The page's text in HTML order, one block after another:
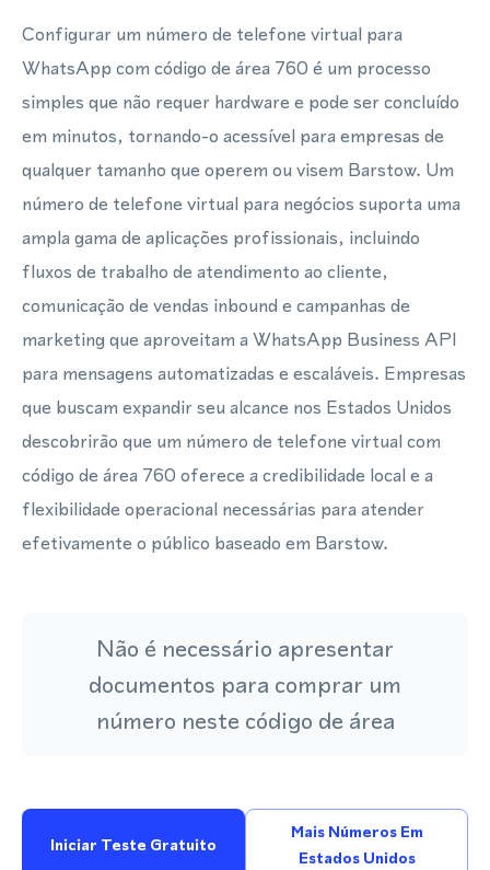
Configurar um número de telefone virtual para
WhatsApp com código de área 760 é um processo
simples que não requer hardware e pode ser concluído
em minutos, tornando-o acessível para empresas de
qualquer tamanho que operem ou visem Barstow. Um
número de telefone virtual para negócios suporta uma
ampla gama de aplicações profissionais, incluindo
fluxos de trabalho de atendimento ao cliente,
comunicação de vendas inbound e campanhas de
marketing que aproveitam a WhatsApp Business API
para mensagens automatizadas e escaláveis. Empresas
que buscam expandir seu alcance nos Estados Unidos
descobrirão que um número de telefone virtual com
código de área 760 oferece a credibilidade local e a
flexibilidade operacional necessárias para atender
efetivamente o público baseado em Barstow.
Não é necessário apresentar
documentos para comprar um
número neste código de área
Iniciar Teste Gratuito
Mais Números Em
Estados Unidos